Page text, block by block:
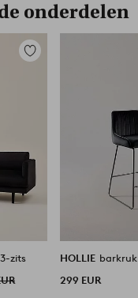
onderdelen
Toevoegen
zits
HOLLIE barkruk
299 EUR